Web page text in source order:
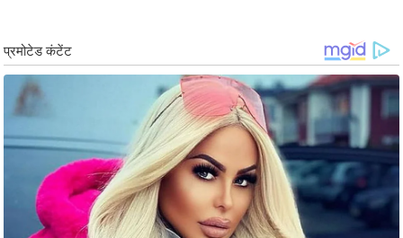
इ
ल
टे
क्नॉ
ब्यू
टी